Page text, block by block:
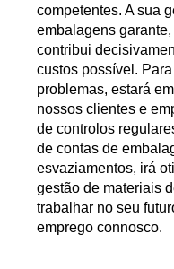
competentes. A sua
embalagens
contribui
custos possível.
problemas, estará
nossos clientes e
de controlos
de contas de
esvaziamentos, irá
gestão de materiais
trabalhar no seu
emprego connosco.